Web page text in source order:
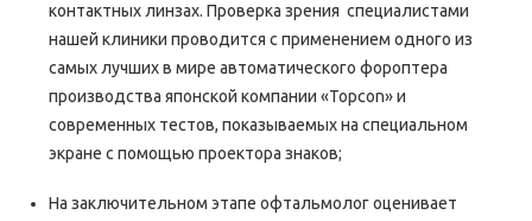
контактных линзах. Проверка зрения специалистами
нашей клиники проводится с применением одного из
самых лучших в мире автоматического фороптера
производства японской компании «Topcon» и
современных тестов, показываемых на специальном
экране с помощью проектора знаков;
На заключительном этапе офтальмолог оценивает